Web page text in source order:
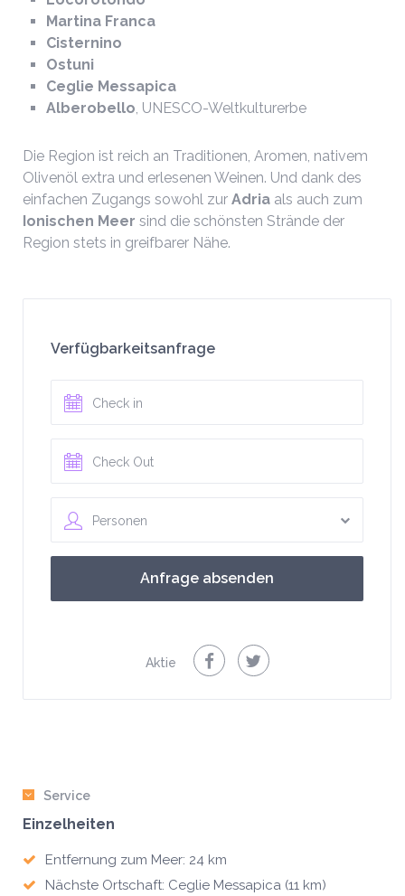
Martina Franca
Cisternino
Ostuni
Ceglie Messapica
Alberobello, UNESCO-Weltkulturerbe
Die Region ist reich an Traditionen, Aromen, nativem
Olivenöl extra und erlesenen Weinen. Und dank des
einfachen Zugangs sowohl zur Adria als auch zum
Ionischen Meer sind die schönsten Strände der
Region stets in greifbarer Nähe.
Verfügbarkeitsanfrage
Personen
Aktie
Service
Einzelheiten
Entfernung zum Meer: 24 km
Nächste Ortschaft: Ceglie Messapica (11 km)